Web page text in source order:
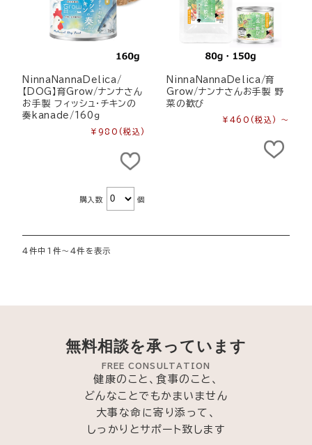
NinnaNannaDelica/
【DOG】育Grow/ナンナさん
お手製 フィッシュ・チキンの
奏kanade/160ｇ
¥980 (税込)
購入数 個
NinnaNannaDelica/育
Grow/ナンナさんお手製 野
菜の歓び
¥460 (税込) ～
4件中1件～4件を表示
無料相談を承っています
FREE CONSULTATION
健康のこと、食事のこと、
どんなことでもかまいません
大事な命に寄り添って、
しっかりとサポート致します